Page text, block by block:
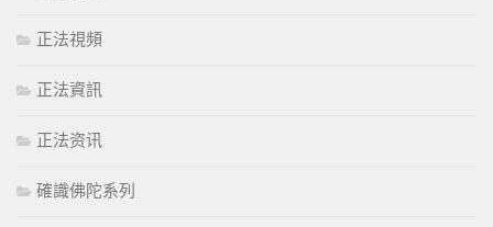
正法視頻
正法資訊
正法资讯
確識佛陀系列